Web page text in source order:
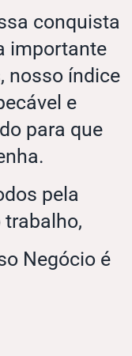
conquista
importante
nosso índice
e
para que
pela
Negócio é